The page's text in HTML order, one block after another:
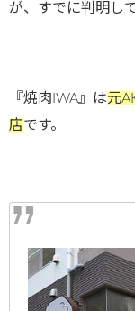
が、すでに判明し
『焼肉IWA』は元
店です。